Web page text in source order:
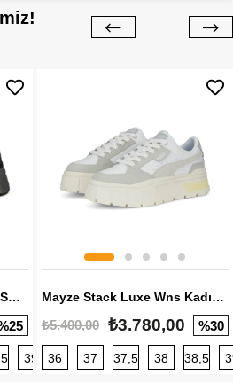
Rs-X Efekt Gradient Erkek Sneaker
39 40 40,5 41 42 42,5
Mayze Stack Luxe Wns Kadın Sneaker
₺5.400,00 ₺3.780,00 %30
36 37 37,5 38 38,5